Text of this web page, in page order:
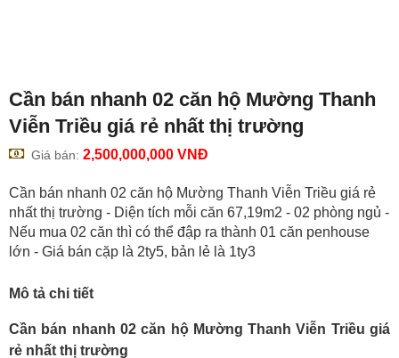
Cần bán nhanh 02 căn hộ Mường Thanh
Viễn Triều giá rẻ nhất thị trường
Giá bán: 2,500,000,000 VNĐ
Cần bán nhanh 02 căn hộ Mường Thanh Viễn Triều giá rẻ
nhất thị trường - Diện tích mỗi căn 67,19m2 - 02 phòng ngủ -
Nếu mua 02 căn thì có thể đập ra thành 01 căn penhouse
lớn - Giá bán cặp là 2ty5, bản lẻ là 1ty3
Mô tả chi tiết
Cần bán nhanh 02 căn hộ Mường Thanh Viễn Triều giá
rẻ nhất thị trường